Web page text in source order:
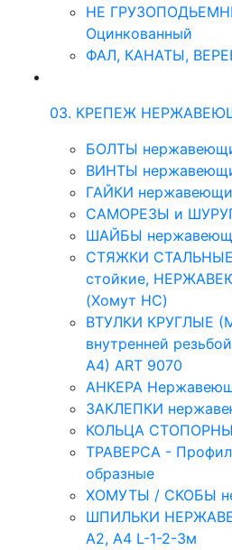
НЕ
Оцинкованный
ФАЛ, КАНАТЫ,
03. КРЕПЕЖ
БОЛТЫ
ВИНТЫ
ГАЙКИ
САМОРЕЗЫ и
ШАЙБЫ
СТЯЖКИ СТАЛЬНЫЕ
стойкие,
(Хомут НС)
ВТУЛКИ КРУГЛЫЕ
внутренней
А4) ART 9070
АНКЕРА
ЗАКЛЕПКИ
КОЛЬЦА
ТРАВЕРСА -
образные
ХОМУТЫ / СКОБЫ
ШПИЛЬКИ
A2, А4 L-1-2-3м